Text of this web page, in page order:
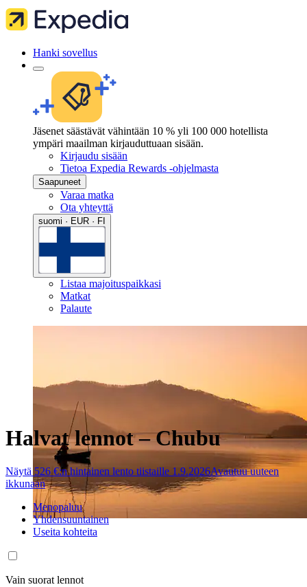
Hanki sovellus
Jäsenet säästävät vähintään 10 % yli 100 000 hotellista
ympäri maailman kirjauduttuaan sisään.
Kirjaudu sisään
Tietoa Expedia Rewards -ohjelmasta
Saapuneet
Varaa matka
Ota yhteyttä
suomi · EUR · FI
Listaa majoituspaikkasi
Matkat
Palaute
Halvat lennot – Chubu
Näytä 526 €:n hintainen lento tiistaille 1.9.2026Avautuu uuteen
ikkunaan
Menopaluu
Yhdensuuntainen
Useita kohteita
Vain suorat lennot